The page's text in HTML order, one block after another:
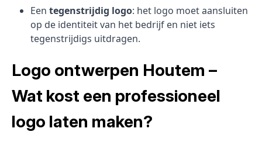
Een tegenstrijdig logo: het logo moet aansluiten
op de identiteit van het bedrijf en niet iets
tegenstrijdigs uitdragen.
Logo ontwerpen Houtem –
Wat kost een professioneel
logo laten maken?